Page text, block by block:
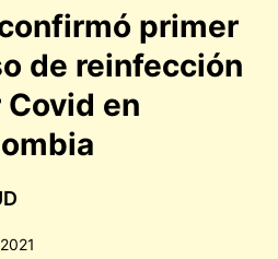
primer
de reinfección
Covid en